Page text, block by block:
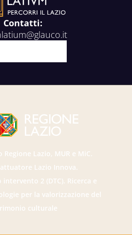
Contatti:
Regione Lazio, MUR e MiC.
Lazio Innova.
2 (DTC). Ricerca e
per la valorizzazione del
culturale